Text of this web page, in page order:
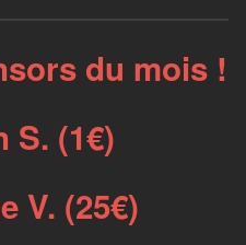
du mois !
S. (1€)
V. (25€)